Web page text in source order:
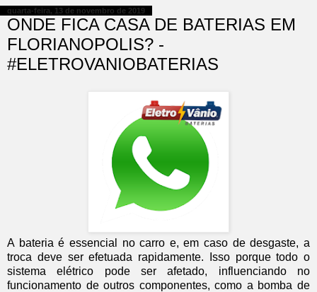
quarta-feira, 13 de novembro de 2019
ONDE FICA CASA DE BATERIAS EM
FLORIANOPOLIS? -
#ELETROVANIOBATERIAS
A bateria é essencial no carro e, em caso de desgaste, a
troca deve ser efetuada rapidamente. Isso porque todo o
sistema elétrico pode ser afetado, influenciando no
funcionamento de outros componentes, como a bomba de